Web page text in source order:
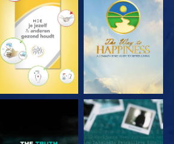
KIJK KIJK
KIJK KIJK